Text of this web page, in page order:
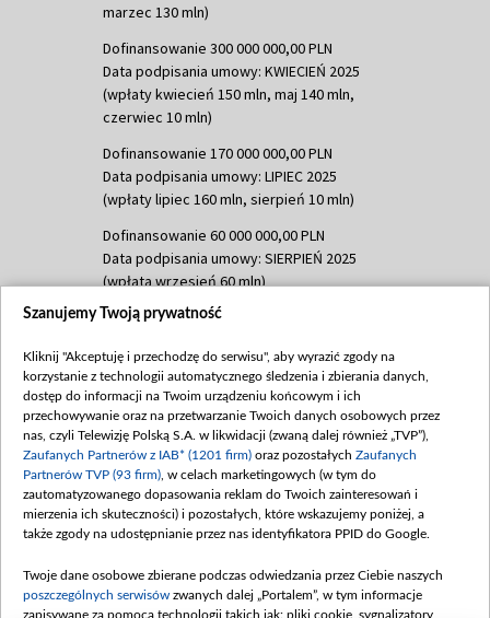
marzec 130 mln)
Dofinansowanie 300 000 000,00 PLN
Data podpisania umowy: KWIECIEŃ 2025
(wpłaty kwiecień 150 mln, maj 140 mln,
czerwiec 10 mln)
Dofinansowanie 170 000 000,00 PLN
Data podpisania umowy: LIPIEC 2025
(wpłaty lipiec 160 mln, sierpień 10 mln)
Dofinansowanie 60 000 000,00 PLN
Data podpisania umowy: SIERPIEŃ 2025
(wpłata wrzesień 60 mln)
Dofinansowanie 635 783 051,21 PLN
(wpłata wrzesień 100 mln, październik 350
mln, listopad 265 mln)
Dofinansowanie 48 862 000,00 PLN
Data podpisania umowy: GRUDZIEŃ 2025
(wpłata grudzień 60,548 mln)
Dofinansowanie 900 000 000,00 PLN
Data podpisania umowy: LUTY 2026 (wpłata
kwiecień 180 mln, 7 maja 180 mln, 8
czerwca 90 mln)
Szanujemy Twoją prywatność
Kliknij "Akceptuję i przechodzę do serwisu", aby wyrazić zgody na
korzystanie z technologii automatycznego śledzenia i zbierania danych,
dostęp do informacji na Twoim urządzeniu końcowym i ich
przechowywanie oraz na przetwarzanie Twoich danych osobowych przez
nas, czyli Telewizję Polską S.A. w likwidacji (zwaną dalej również „TVP”),
Zaufanych Partnerów z IAB* (1201 firm) oraz pozostałych Zaufanych
Partnerów TVP (93 firm) , w celach marketingowych (w tym do
zautomatyzowanego dopasowania reklam do Twoich zainteresowań i
mierzenia ich skuteczności) i pozostałych, które wskazujemy poniżej, a
także zgody na udostępnianie przez nas identyfikatora PPID do Google.
Twoje dane osobowe zbierane podczas odwiedzania przez Ciebie naszych
poszczególnych serwisów zwanych dalej „Portalem”, w tym informacje
zapisywane za pomocą technologii takich jak: pliki cookie, sygnalizatory